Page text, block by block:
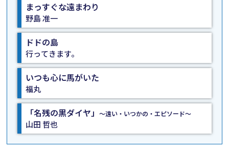
まっすぐな遠まわり
野島 准一
ドドの島
行ってきます。
いつも心に馬がいた
福丸
「名残の黒ダイヤ」～遠い・いつかの・エピソード～
山田 哲也